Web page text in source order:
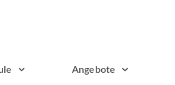
Angebote